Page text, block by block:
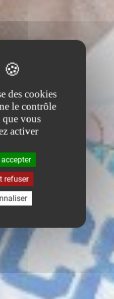
des cookies
le contrôle
que vous
activer
refuser